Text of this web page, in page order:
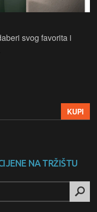
svog favorita i
KUPI
NA TRŽIŠTU